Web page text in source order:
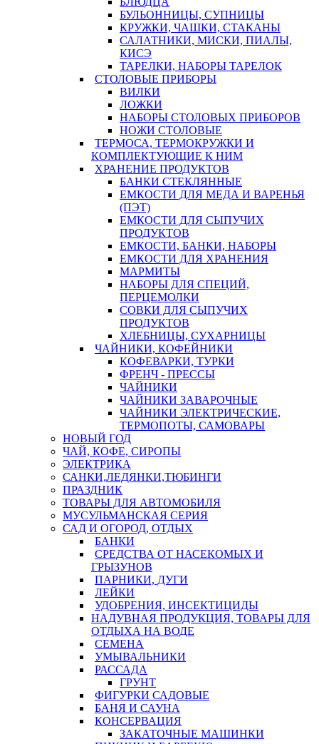
БУЛЬОННИЦЫ, СУПНИЦЫ
КРУЖКИ, ЧАШКИ, СТАКАНЫ
САЛАТНИКИ, МИСКИ, ПИАЛЫ,
КИСЭ
ТАРЕЛКИ, НАБОРЫ ТАРЕЛОК
СТОЛОВЫЕ ПРИБОРЫ
ВИЛКИ
ЛОЖКИ
НАБОРЫ СТОЛОВЫХ ПРИБОРОВ
НОЖИ СТОЛОВЫЕ
ТЕРМОСА, ТЕРМОКРУЖКИ И
КОМПЛЕКТУЮЩИЕ К НИМ
ХРАНЕНИЕ ПРОДУКТОВ
БАНКИ СТЕКЛЯННЫЕ
ЕМКОСТИ ДЛЯ МЕДА И ВАРЕНЬЯ
(ПЭТ)
ЕМКОСТИ ДЛЯ СЫПУЧИХ
ПРОДУКТОВ
ЕМКОСТИ, БАНКИ, НАБОРЫ
ЕМКОСТИ ДЛЯ ХРАНЕНИЯ
МАРМИТЫ
НАБОРЫ ДЛЯ СПЕЦИЙ,
ПЕРЦЕМОЛКИ
СОВКИ ДЛЯ СЫПУЧИХ
ПРОДУКТОВ
ХЛЕБНИЦЫ, СУХАРНИЦЫ
ЧАЙНИКИ, КОФЕЙНИКИ
КОФЕВАРКИ, ТУРКИ
ФРЕНЧ - ПРЕССЫ
ЧАЙНИКИ
ЧАЙНИКИ ЗАВАРОЧНЫЕ
ЧАЙНИКИ ЭЛЕКТРИЧЕСКИЕ,
ТЕРМОПОТЫ, САМОВАРЫ
НОВЫЙ ГОД
ЧАЙ, КОФЕ, СИРОПЫ
ЭЛЕКТРИКА
САНКИ,ЛЕДЯНКИ,ТЮБИНГИ
ПРАЗДНИК
ТОВАРЫ ДЛЯ АВТОМОБИЛЯ
МУСУЛЬМАНСКАЯ СЕРИЯ
САД И ОГОРОД, ОТДЫХ
БАНКИ
СРЕДСТВА ОТ НАСЕКОМЫХ И
ГРЫЗУНОВ
ПАРНИКИ, ДУГИ
ЛЕЙКИ
УДОБРЕНИЯ, ИНСЕКТИЦИДЫ
НАДУВНАЯ ПРОДУКЦИЯ, ТОВАРЫ ДЛЯ
ОТДЫХА НА ВОДЕ
СЕМЕНА
УМЫВАЛЬНИКИ
РАССАДА
ГРУНТ
ФИГУРКИ САДОВЫЕ
БАНЯ И САУНА
КОНСЕРВАЦИЯ
ЗАКАТОЧНЫЕ МАШИНКИ